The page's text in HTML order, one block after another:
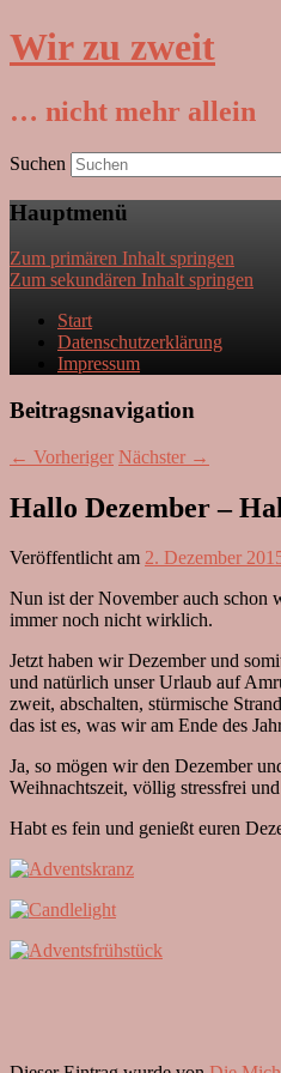
Wir zu zweit
… nicht mehr allein
Suchen
Hauptmenü
Zum primären Inhalt springen
Zum sekundären Inhalt springen
Start
Datenschutzerklärung
Impressum
Beitragsnavigation
← Vorheriger Nächster →
Hallo Dezember –
Veröffentlicht am 2. Dezember
Nun ist der November auch schon
immer noch nicht wirklich.
Jetzt haben wir Dezember und
und natürlich unser Urlaub auf
zweit, abschalten, stürmische
das ist es, was wir am Ende des
Ja, so mögen wir den Dezember
Weihnachtszeit, völlig stressfrei
Habt es fein und genießt euren